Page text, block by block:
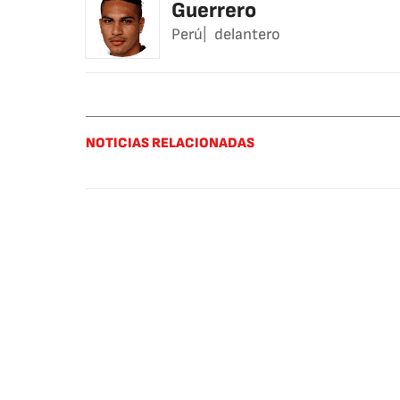
Guerrero
Perú delantero
NOTICIAS RELACIONADAS